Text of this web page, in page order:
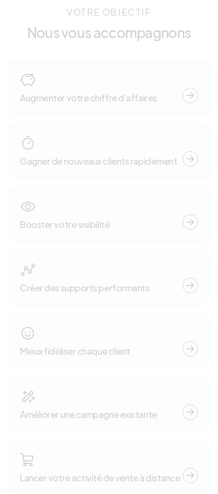
VOTRE OBJECTIF
Nous vous accompagnons
Augmenter votre chiffre d'affaires
Gagner de nouveaux clients rapidement
Booster votre visibilité
Créer des supports performants
Mieux fidéliser chaque client
Améliorer une campagne existante
Lancer votre activité de vente à distance